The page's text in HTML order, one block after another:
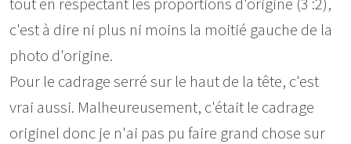
c'est à dire ni plus ni moins la moitié gauche de la
photo d'origine.
Pour le cadrage serré sur le haut de la tête, c'est
vrai aussi. Malheureusement, c'était le cadrage
originel donc je n'ai pas pu faire grand chose sur